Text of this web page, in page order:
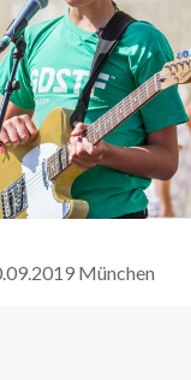
München